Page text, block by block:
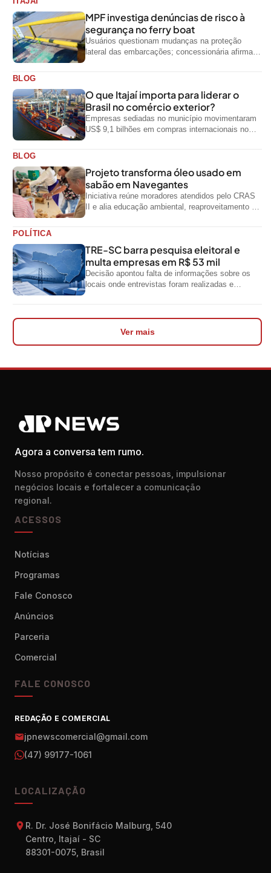
MPF investiga denúncias de risco à
segurança no ferry boat
Usuários questionam mudanças na proteção
lateral das embarcações; concessionária afirma
BLOG
O que Itajaí importa para liderar o
Brasil no comércio exterior?
Empresas sediadas no município movimentaram
US$ 9,1 bilhões em compras internacionais no
BLOG
Projeto transforma óleo usado em
sabão em Navegantes
Iniciativa reúne moradores atendidos pelo CRAS
II e alia educação ambiental, reaproveitamento de
POLÍTICA
TRE-SC barra pesquisa eleitoral e
multa empresas em R$ 53 mil
Decisão apontou falta de informações sobre os
locais onde entrevistas foram realizadas e
Ver mais
Agora a conversa tem rumo.
Nosso propósito é conectar pessoas, impulsionar
negócios locais e fortalecer a comunicação
regional.
ACESSOS
Notícias
Programas
Fale Conosco
Anúncios
Parceria
Comercial
FALE CONOSCO
REDAÇÃO E COMERCIAL
jpnewscomercial@gmail.com
(47) 99177-1061
LOCALIZAÇÃO
R. Dr. José Bonifácio Malburg, 540
Centro, Itajaí - SC
88301-0075, Brasil